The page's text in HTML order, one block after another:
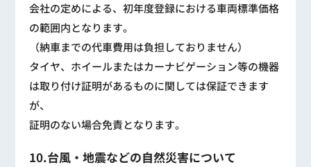
会社の定めによる、初年度登録における車両標準価格
の範囲内となります。
（納車までの代車費用は負担しておりません）
タイヤ、ホイールまたはカーナビゲーション等の機器
は取り付け証明があるものに関しては保証できます
が、
証明のない場合免責となります。
10.台風・地震などの自然災害について